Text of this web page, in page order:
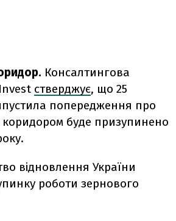
Консалтингова
стверджує, що 25
попередження про
коридором буде призупинено
відновлення України
роботи зернового